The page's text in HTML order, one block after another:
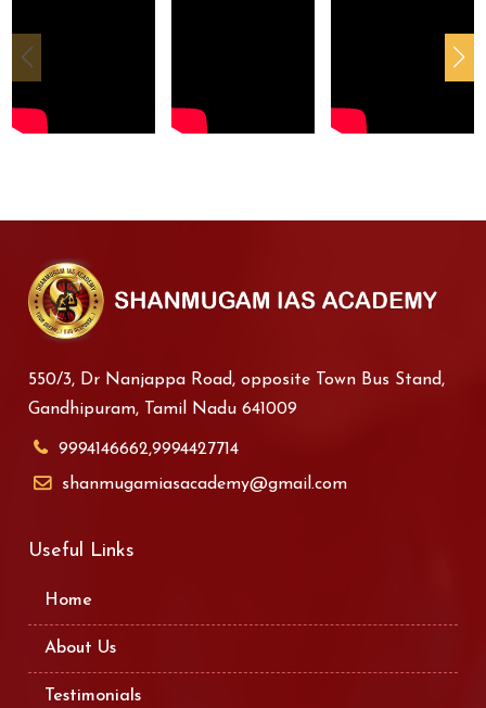
550/3, Dr Nanjappa Road, opposite Town Bus Stand,
Gandhipuram, Tamil Nadu 641009
9994146662,9994427714
shanmugamiasacademy@gmail.com
Useful Links
Home
About Us
Testimonials